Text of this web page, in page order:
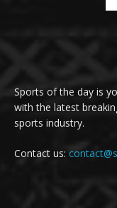
Sports of the day is
with the latest
sports industry.
Contact us: